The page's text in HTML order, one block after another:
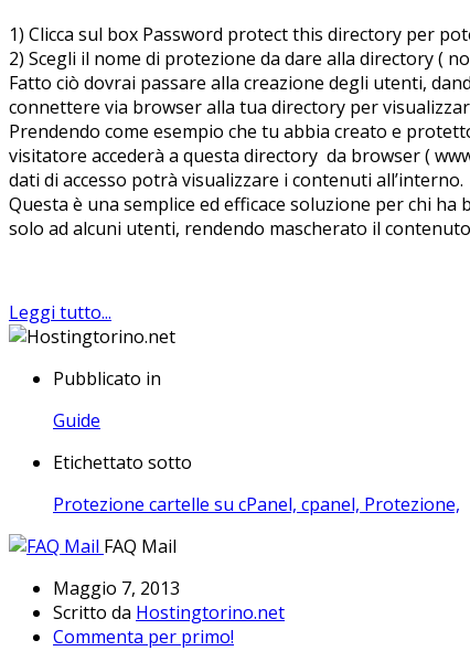
1) Clicca sul box Password protect this directory per
2) Scegli il nome di protezione da dare alla directory (
Fatto ciò dovrai passare alla creazione degli utenti,
connettere via browser alla tua directory per
Prendendo come esempio che tu abbia creato e
visitatore accederà a questa directory da browser (
dati di accesso potrà visualizzare i contenuti all’interno.
Questa è una semplice ed efficace soluzione per chi
solo ad alcuni utenti, rendendo mascherato il
Leggi tutto...
Pubblicato in
Guide
Etichettato sotto
Protezione cartelle su cPanel, cpanel, Protezione,
FAQ Mail
Maggio 7, 2013
Scritto da Hostingtorino.net
Commenta per primo!